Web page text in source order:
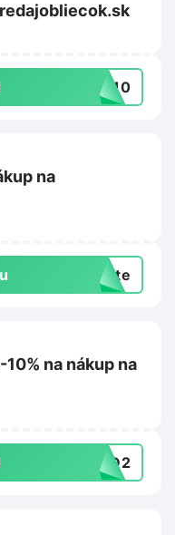
IA10
na
exte
na nákup na
4BD2